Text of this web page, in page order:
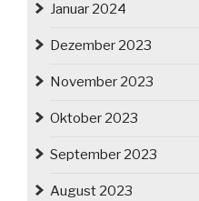
Januar 2024
Dezember 2023
November 2023
Oktober 2023
September 2023
August 2023